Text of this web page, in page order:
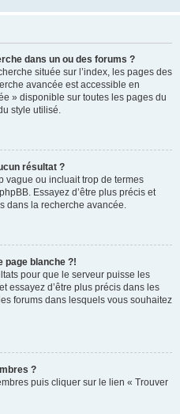
dans un ou des forums ?
située sur l’index, les pages des
avancée est accessible en
» disponible sur toutes les pages du
style utilisé.
résultat ?
vague ou incluait trop de termes
Essayez d’être plus précis et
dans la recherche avancée.
page blanche ?!
pour que le serveur puisse les
essayez d’être plus précis dans les
forums dans lesquels vous souhaitez
?
puis cliquer sur le lien « Trouver